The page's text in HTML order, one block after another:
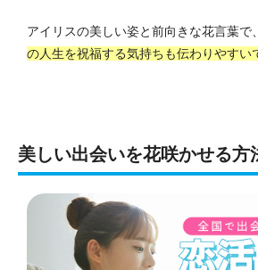
アイリスの美しい姿と前向きな花言葉で、
の人生を祝福する気持ちも伝わりやすい
美しい出会いを花咲かせる方